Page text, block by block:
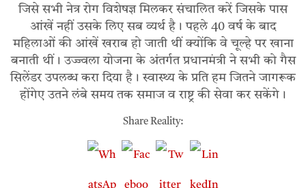
जिसे सभी नेत्र रोग विशेषज्ञ मिलकर संचालित करें जिसके पास
आंखें नहीं उसके लिए सब व्यर्थ है। पहले 40 वर्ष के बाद
महिलाओं की आंखें खराब हो जाती थीं क्योंकि वे चूल्हे पर खाना
बनाती थीं। उज्ज्वला योजना के अंतर्गत प्रधानमंत्री ने सभी को गैस
सिलेंडर उपलब्ध करा दिया है। स्वास्थ्य के प्रति हम जितने जागरूक
होंगेए उतने लंबे समय तक समाज व राष्ट्र की सेवा कर सकेंगे।
Share Reality: